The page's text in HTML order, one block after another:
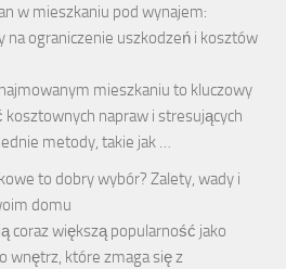
w mieszkaniu pod wynajem:
na ograniczenie uszkodzeń i kosztów
mieszkaniu to kluczowy
napraw i stresujących
metody, takie jak …
to dobry wybór? Zalety, wady i
domu
coraz większą popularność jako
wnętrz, które zmaga się z